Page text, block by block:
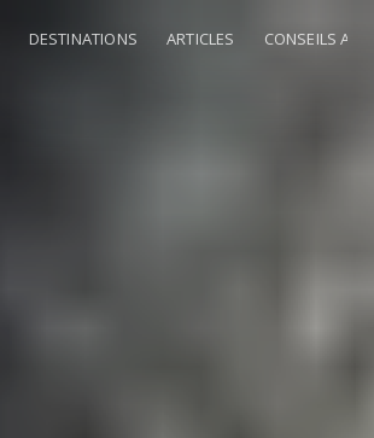
DESTINATIONS ARTICLES CONSEILS